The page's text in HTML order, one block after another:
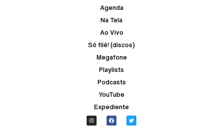
Agenda
Na Tela
Ao Vivo
Só filé! (discos)
Megafone
Playlists
Podcasts
YouTube
Expediente